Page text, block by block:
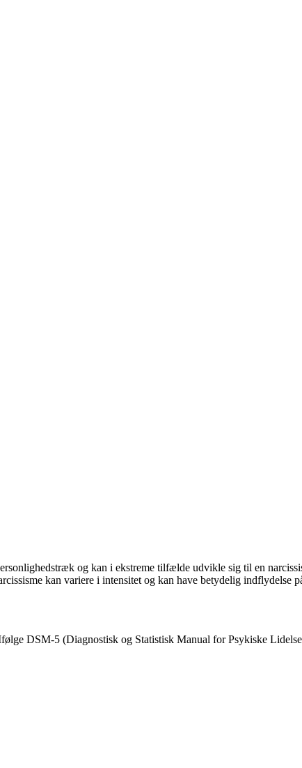
og kan i ekstreme tilfælde udvikle sig til en
kan variere i intensitet og kan have betydelig indflydelse
DSM-5 (Diagnostisk og Statistisk Manual for Psykiske